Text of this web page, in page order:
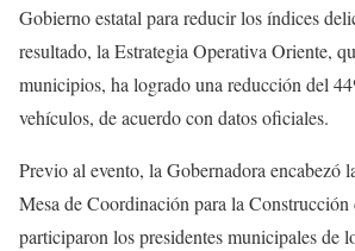
Gobierno estatal para reducir los índices
resultado, la Estrategia Operativa Oriente,
municipios, ha logrado una reducción del
vehículos, de acuerdo con datos oficiales.
Previo al evento, la Gobernadora encabezó
Mesa de Coordinación para la Construcción
participaron los presidentes municipales de